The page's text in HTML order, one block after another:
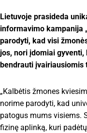
Lietuvoje prasideda
informavimo kampanija
parodyti, kad visi
jos, nori įdomiai
bendrauti įvairiausiomis
„Kalbėtis žmones
norime parodyti, kad
patogus mums visiems.
fizinę aplinką, kuri